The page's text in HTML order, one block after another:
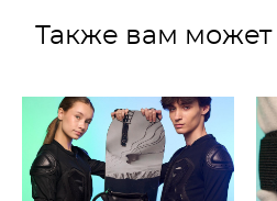
Также вам может